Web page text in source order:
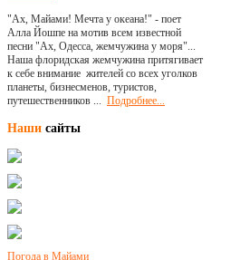
"Ах, Майами! Мечта у океана!" - поет
Алла Йошпе на мотив всем известной
песни "Ах, Одесса, жемчужина у моря"...
Наша флоридская жемчужина притягивает
к себе внимание жителей со всех уголков
планеты, бизнесменов, туристов,
путешественников ... Подробнее...
Наши сайты
Погода в Майами